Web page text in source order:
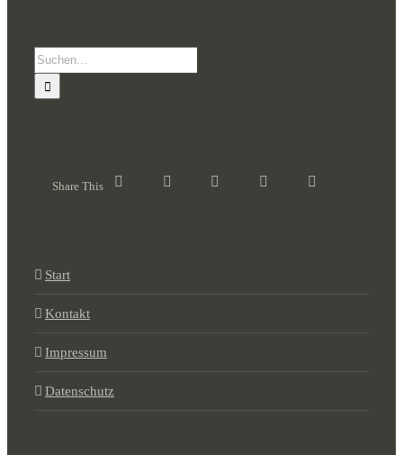
Suche
nach:
Share This
Start
Kontakt
Impressum
Datenschutz